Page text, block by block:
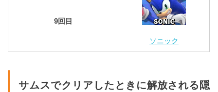
9回目
ソニック
サムスでクリアしたときに解放される隠